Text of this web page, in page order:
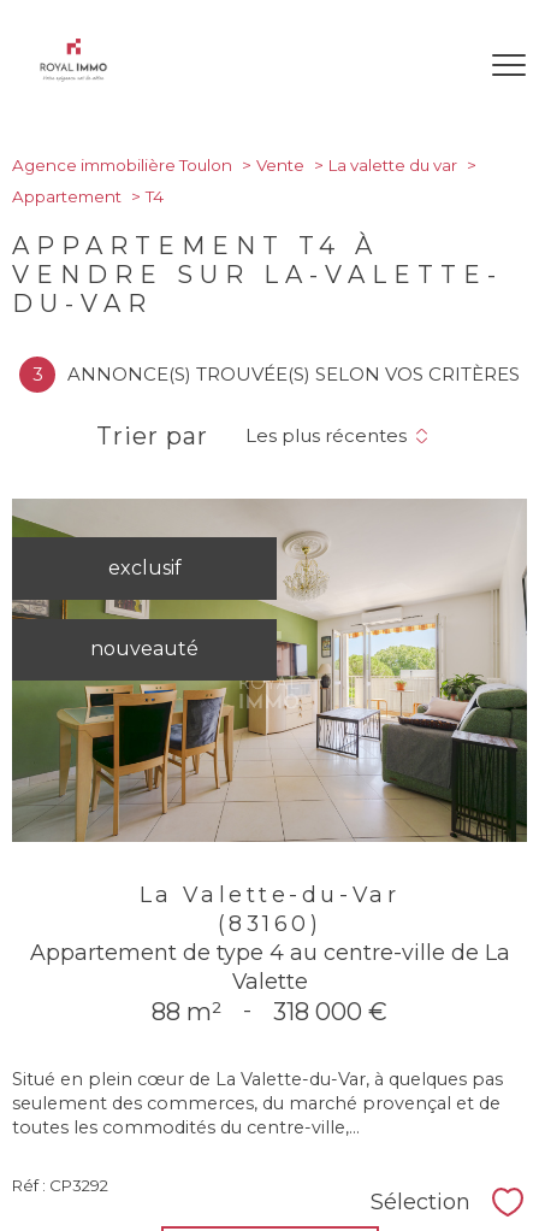
Agence immobilière Toulon Vente
La valette du var
Appartement
T4
APPARTEMENT T4 À
VENDRE SUR LA-VALETTE-
DU-VAR
3 ANNONCE(S) TROUVÉE(S) SELON VOS CRITÈRES
Trier par Les plus récentes
exclusif
nouveauté
La Valette-du-Var
(83160)
Appartement de type 4 au centre-ville de La
Valette
88 m² - 318 000 €
Situé en plein cœur de La Valette-du-Var, à quelques pas
seulement des commerces, du marché provençal et de
toutes les commodités du centre-ville,...
Réf : CP3292
Sélection